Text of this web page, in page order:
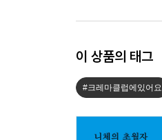
이 상품의 태그
#크레마클럽에있어요